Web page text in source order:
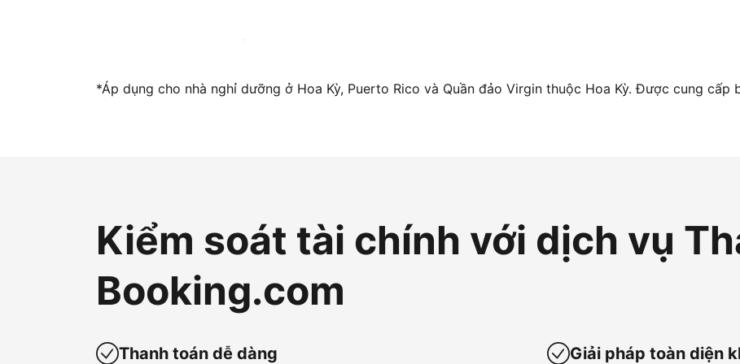
Trở thành host với chúng tôi ngay hôm nay
*Áp dụng cho nhà nghỉ dưỡng ở Hoa Kỳ, Puerto Rico và Quần đảo Virgin thuộc Hoa Kỳ. Được cung cấp
Kiểm soát tài chính với dịch vụ
Booking.com
Thanh toán dễ dàng Giải pháp toàn diện